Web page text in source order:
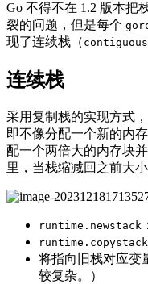
Go 不得不在 1.2 版本把
裂的问题，但是每个
现了连续栈（
连续栈
采用复制栈的实现方式
即不像分配一个新的内
配一个两倍大的内存块
里，当栈缩减回之前大
runtime.newstack
runtime.copystack
将指向旧栈对应变
较复杂。）